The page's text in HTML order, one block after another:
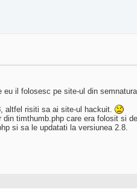
eu il folosesc pe site-ul din
altfel risiti sa ai site-ul hackuit.
timthumb.php care era folosit si
si sa le updatati la versiunea 2.8.